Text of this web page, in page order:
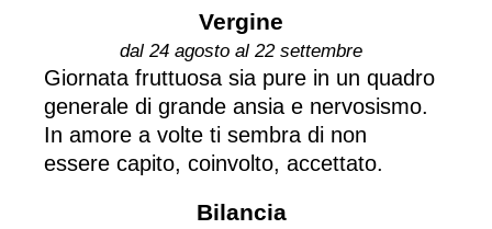
Vergine
dal 24 agosto al 22 settembre
Giornata fruttuosa sia pure in un quadro
generale di grande ansia e nervosismo.
In amore a volte ti sembra di non
essere capito, coinvolto, accettato.
Bilancia